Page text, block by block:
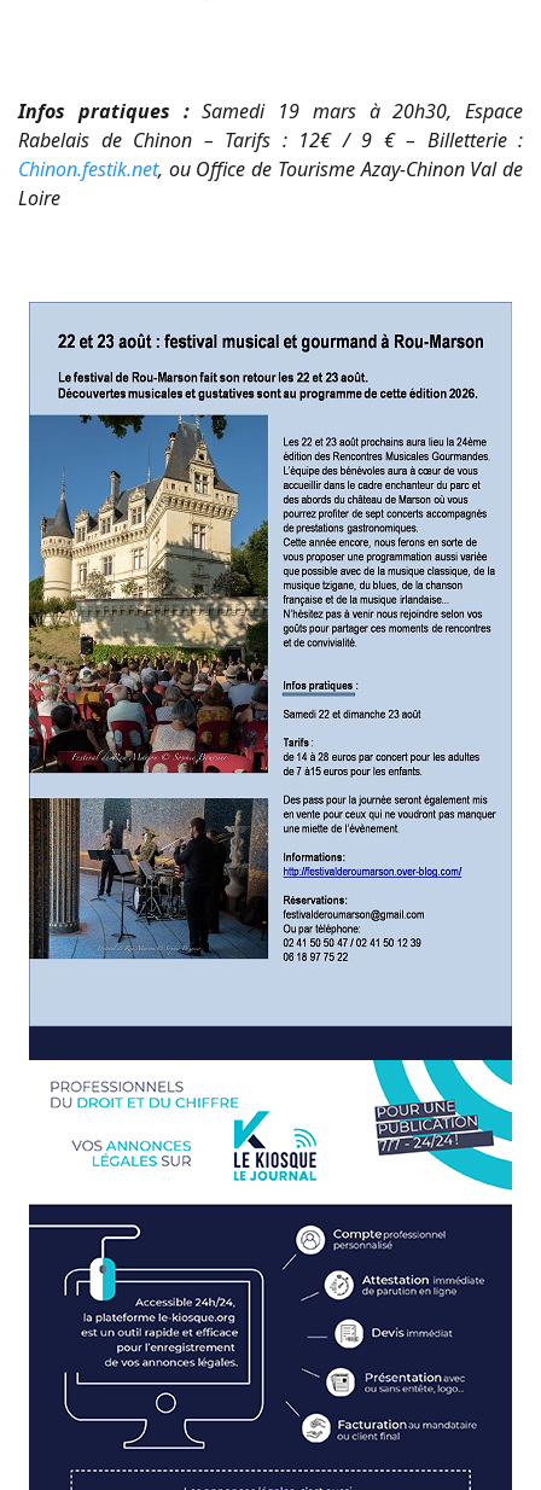
Infos pratiques :Samedi 19 mars à 20h30, Espace
Rabelais de Chinon – Tarifs : 12€ / 9 € – Billetterie :
Chinon.festik.net, ou Office de Tourisme Azay-Chinon Val de
Loire